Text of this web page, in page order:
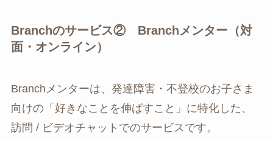
Branchのサービス② Branchメンター（対
面・オンライン）
Branchメンターは、発達障害・不登校のお子さま
向けの「好きなことを伸ばすこと」に特化した、
訪問 / ビデオチャットでのサービスです。